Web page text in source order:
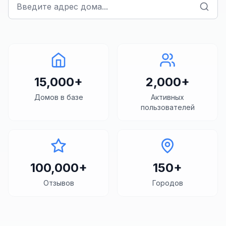
Введите адрес дома...
15,000+
Домов в базе
2,000+
Активных
пользователей
100,000+
Отзывов
150+
Городов